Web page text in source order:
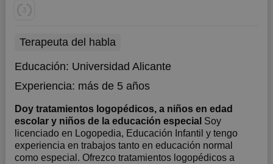
Terapeuta del habla
Educación: Universidad Alicante
Experiencia: más de 5 años
Doy tratamientos logopédicos, a niños en edad
escolar y niños de la educación especial Soy
licenciado en Logopedia, Educación Infantil y tengo
experiencia en trabajos tanto en educación normal
como especial. Ofrezco tratamientos logopédicos a